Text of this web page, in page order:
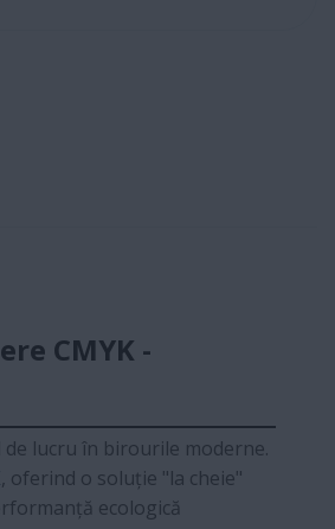
CMYK -
lucru în birourile moderne.
, oferind o soluție "la cheie"
ecologică